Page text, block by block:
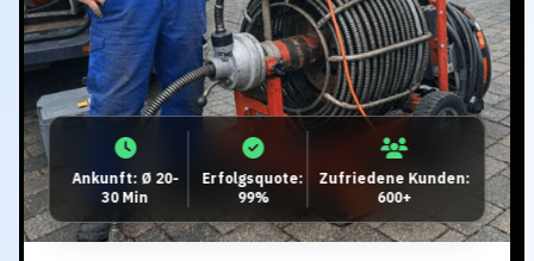
Ankunft: Ø 20-
30 Min
Erfolgsquote:
99%
Zufriedene Kunden:
600+